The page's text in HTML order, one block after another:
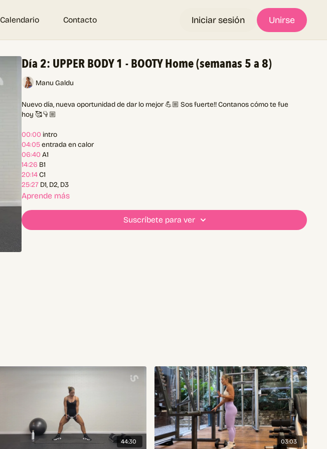
Calendario Contacto Iniciar sesión Unirse
Día 2: UPPER BODY 1 - BOOTY Home (semanas 5 a 8)
Manu Galdu
Nuevo día, nueva oportunidad de dar lo mejor 💪🏼 Sos fuerte!! Contanos cómo te fue
hoy 🥰👇🏼
00:00 intro
04:05entrada en calor
06:40 A1
14:26 B1
20:14C1
25:27 D1, D2, D3
Aprende más
Suscríbete para ver
44:30 03:03